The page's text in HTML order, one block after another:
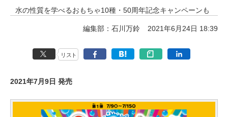
水の性質を学べるおもちゃ10種・50周年記念キャンペーンも
編集部：石川万鈴 2021年6月24日 18:39
リスト
2021年7月9日 発売